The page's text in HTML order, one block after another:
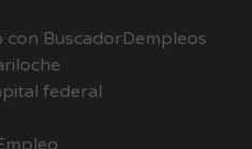
BuscadorDempleos
federal